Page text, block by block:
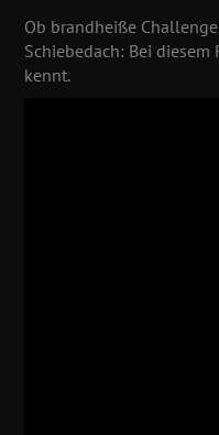
Ob brandheiße
Schiebedach: Bei
kennt.